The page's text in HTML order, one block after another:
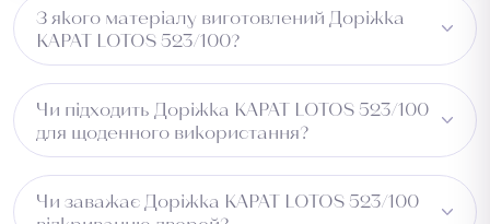
З якого матеріалу виготовлений Доріжка
КАРАТ LOTOS 523/100?
утримання пилу та вологи та довговічність виробу.
Чи підходить Доріжка КАРАТ LOTOS 523/100
для щоденного використання?
забезпечують стійкість до зносу при регулярному
Чи заважає Доріжка КАРАТ LOTOS 523/100